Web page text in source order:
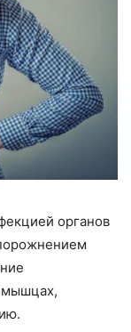
органов
мышцах,